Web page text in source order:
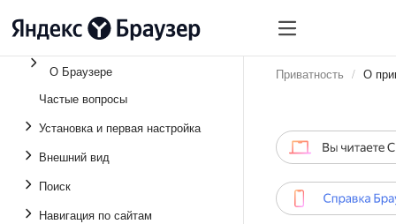
О Браузере
Частые вопросы
Установка и первая настройка
Внешний вид
Поиск
Навигация по сайтам
Приватность О